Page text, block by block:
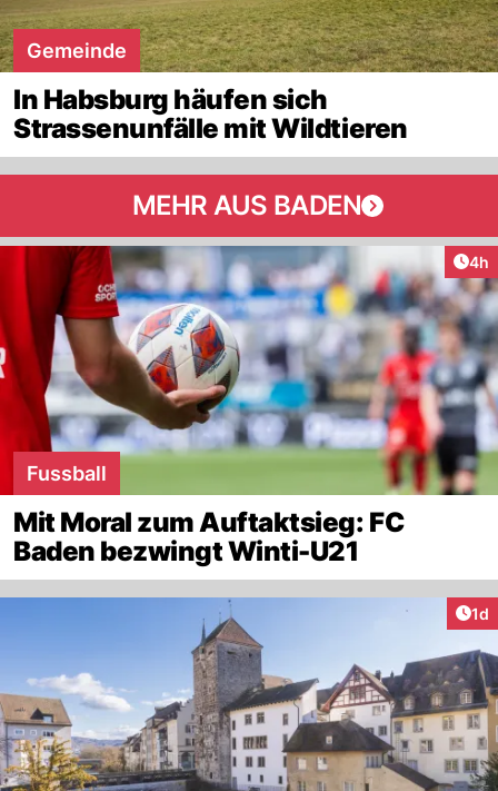
Gemeinde
In Habsburg häufen sich
Strassenunfälle mit Wildtieren
MEHR AUS BADEN
4h
Fussball
Mit Moral zum Auftaktsieg: FC
Baden bezwingt Winti-U21
1d